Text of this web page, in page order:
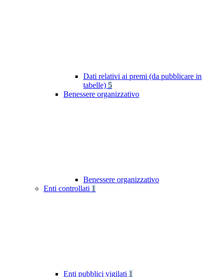
Dati relativi ai premi (da pubblicare in
tabelle) 5
Benessere organizzativo
Benessere organizzativo
Enti controllati 1
Enti pubblici vigilati 1